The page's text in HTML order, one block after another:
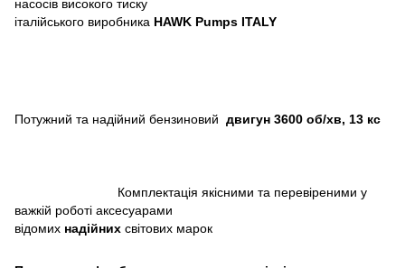
насосів високого тиску
італійського виробника HAWK Pumps ITALY
Потужний та надійний бензиновий двигун 3600 об/хв, 13 кс
Комплектація якісними та перевіреними у
важкій роботі аксесуарами
відомих надійних світових марок